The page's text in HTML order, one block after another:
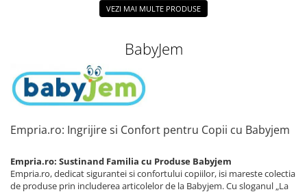
VEZI MAI MULTE PRODUSE
BabyJem
Empria.ro: Ingrijire si Confort pentru Copii cu Babyjem
Empria.ro: Sustinand Familia cu Produse Babyjem
Empria.ro, dedicat sigurantei si confortului copiilor, isi mareste colectia
de produse prin includerea articolelor de la Babyjem. Cu sloganul „La